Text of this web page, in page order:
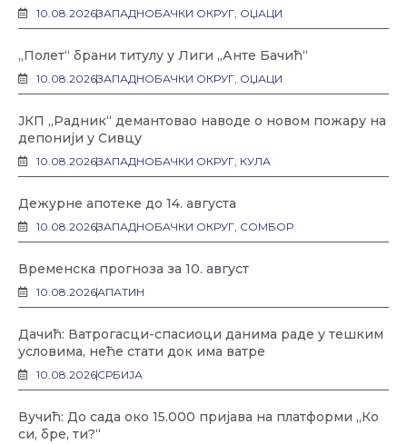
10.08.2026ЗАПАДНОБАЧКИ ОКРУГ, ОЏАЦИ
„Полет“ брани титулу у Лиги „Анте Бачић“
10.08.2026ЗАПАДНОБАЧКИ ОКРУГ, ОЏАЦИ
ЈКП „Радник“ демантовао наводе о новом пожару на
депонији у Сивцу
10.08.2026ЗАПАДНОБАЧКИ ОКРУГ, КУЛА
Дежурне апотеке до 14. августа
10.08.2026ЗАПАДНОБАЧКИ ОКРУГ, СОМБОР
Временска прогноза за 10. август
10.08.2026АПАТИН
Дачић: Ватрoгасци-спасиоци данима раде у тешким
условима, неће стати док има ватре
10.08.2026СРБИЈА
Вучић: До сада око 15.000 пријава на платформи „Ко
си, бре, ти?“